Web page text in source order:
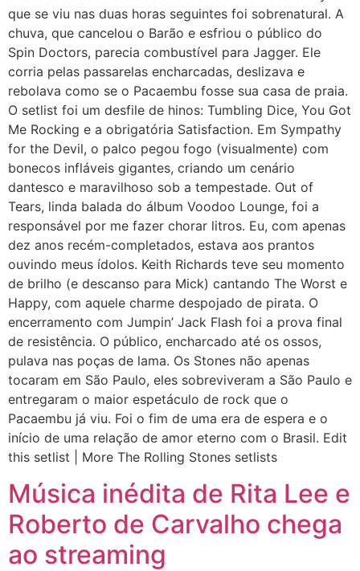
que se viu nas duas horas seguintes foi sobrenatural. A
chuva, que cancelou o Barão e esfriou o público do
Spin Doctors, parecia combustível para Jagger. Ele
corria pelas passarelas encharcadas, deslizava e
rebolava como se o Pacaembu fosse sua casa de praia.
O setlist foi um desfile de hinos: Tumbling Dice, You Got
Me Rocking e a obrigatória Satisfaction. Em Sympathy
for the Devil, o palco pegou fogo (visualmente) com
bonecos infláveis gigantes, criando um cenário
dantesco e maravilhoso sob a tempestade. Out of
Tears, linda balada do álbum Voodoo Lounge, foi a
responsável por me fazer chorar litros. Eu, com apenas
dez anos recém-completados, estava aos prantos
ouvindo meus ídolos. Keith Richards teve seu momento
de brilho (e descanso para Mick) cantando The Worst e
Happy, com aquele charme despojado de pirata. O
encerramento com Jumpin’ Jack Flash foi a prova final
de resistência. O público, encharcado até os ossos,
pulava nas poças de lama. Os Stones não apenas
tocaram em São Paulo, eles sobreviveram a São Paulo e
entregaram o maior espetáculo de rock que o
Pacaembu já viu. Foi o fim de uma era de espera e o
início de uma relação de amor eterno com o Brasil. Edit
this setlist | More The Rolling Stones setlists
Música inédita de Rita Lee e
Roberto de Carvalho chega
ao streaming